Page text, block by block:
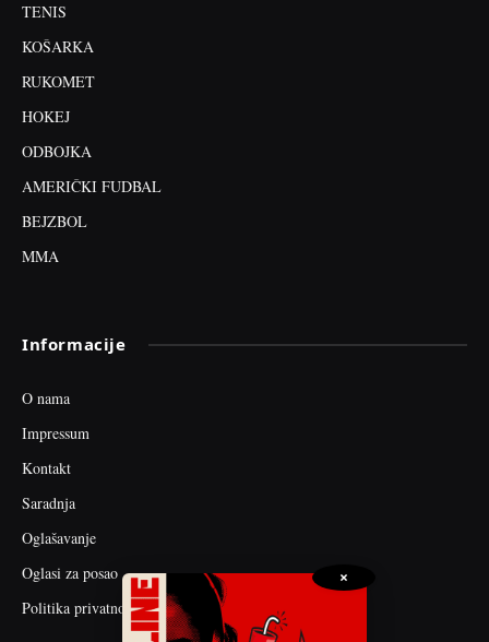
TENIS
KOŠARKA
RUKOMET
HOKEJ
ODBOJKA
AMERIČKI FUDBAL
BEJZBOL
MMA
Informacije
O nama
Impressum
Kontakt
Saradnja
Oglašavanje
Oglasi za posao
Politika privatnosti
×